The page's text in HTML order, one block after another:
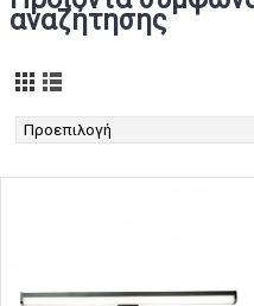
αναζήτησης